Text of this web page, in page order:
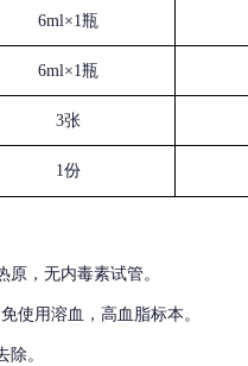
6ml×1瓶
6ml×1瓶
3张
1份
，无内毒素试管。
使用溶血，高血脂标本。
。